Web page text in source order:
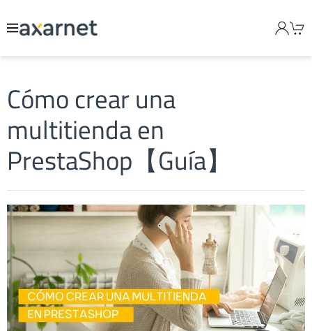
Cómo crear una
multitienda en
PrestaShop【Guía】